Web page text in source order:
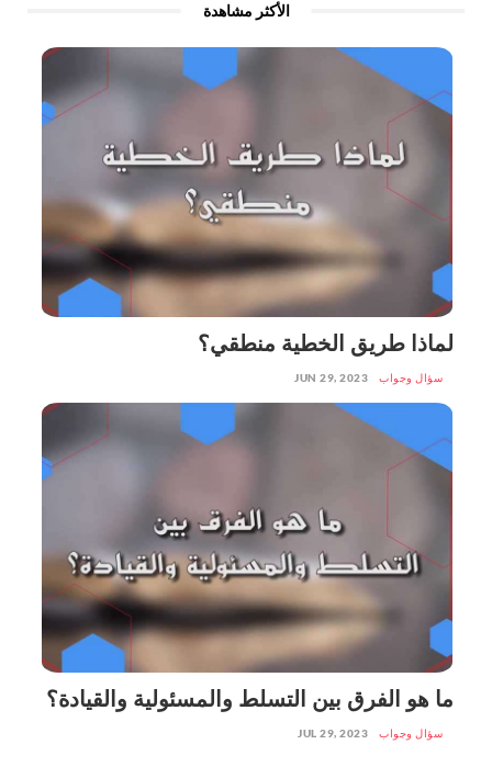
الأكثر مشاهدة
لماذا طريق الخطية منطقي؟
سؤال وجواب JUN 29, 2023
ما هو الفرق بين التسلط والمسئولية والقيادة؟
سؤال وجواب JUL 29, 2023